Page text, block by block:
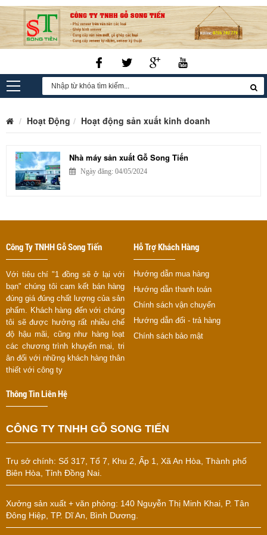
Hoạt Động Hoạt động sản xuất kinh doanh
Nhà máy sản xuất Gỗ Song Tiến
Ngày đăng: 04/05/2024
Công Ty TNHH Gỗ Song Tiến
Với tiêu chí "1 đồng sẽ ở lại với
bạn" chúng tôi cam kết bán hàng
đúng giá đúng chất lượng của sản
phẩm. Khách hàng đến với chúng
tôi sẽ được hưởng rất nhiều chế
độ hậu mãi, cũng như hàng loạt
các chương trình khuyến mại, tri
ân đối với những khách hàng thân
thiết với công ty
Hỗ Trợ Khách Hàng
Hướng dẫn mua hàng
Hướng dẫn thanh toán
Chính sách vận chuyển
Hướng dẫn đổi - trả hàng
Chính sách bảo mật
Thông Tin Liên Hệ
CÔNG TY TNHH GỖ SONG TIẾN
Trụ sở chính: Số 317, Tổ 7, Khu 2, Ấp 1, Xã An Hòa, Thành phố
Biên Hòa, Tỉnh Đồng Nai.
Xưởng sản xuất + văn phòng: 140 Nguyễn Thị Minh Khai, P. Tân
Đông Hiệp, TP. Dĩ An, Bình Dương.